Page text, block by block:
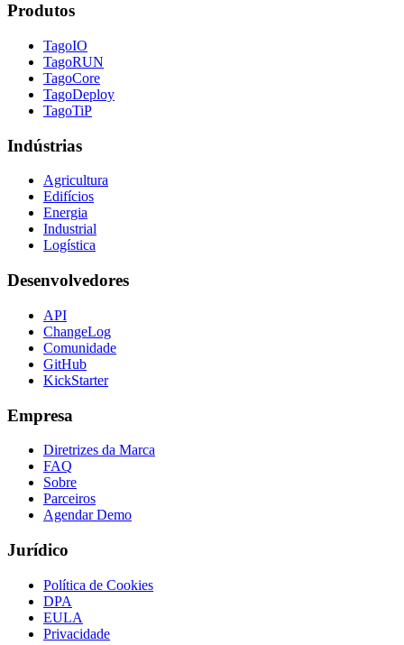
Produtos
TagoIO
TagoRUN
TagoCore
TagoDeploy
TagoTiP
Indústrias
Agricultura
Edifícios
Energia
Industrial
Logística
Desenvolvedores
API
ChangeLog
Comunidade
GitHub
KickStarter
Empresa
Diretrizes da Marca
FAQ
Sobre
Parceiros
Agendar Demo
Jurídico
Política de Cookies
DPA
EULA
Privacidade